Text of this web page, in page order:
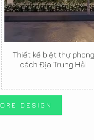
Thiết kế biệt thự phong
cách Địa Trung Hải
DESIGN